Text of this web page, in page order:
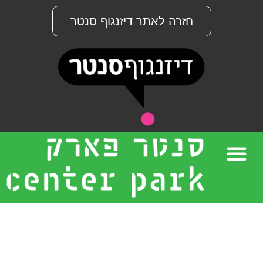
חזרה לאתר דיזנגוף סנטר